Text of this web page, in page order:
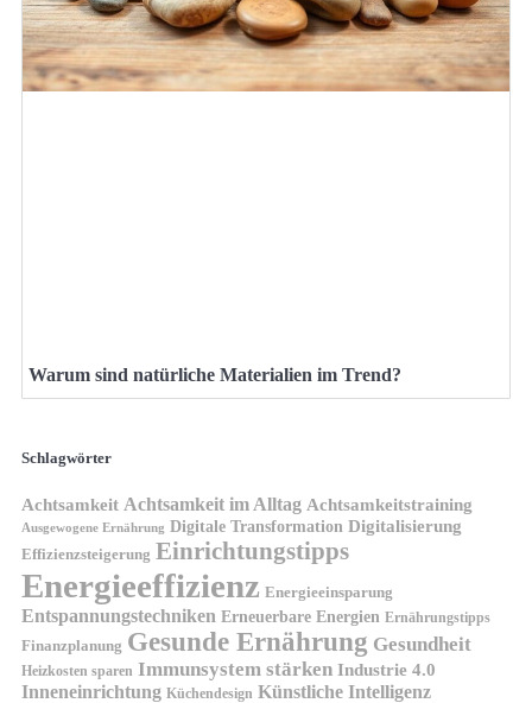
Warum sind natürliche Materialien im Trend?
Schlagwörter
Achtsamkeit Achtsamkeit im Alltag Achtsamkeitstraining
Ausgewogene Ernährung Digitale Transformation Digitalisierung
Effizienzsteigerung Einrichtungstipps
Energieeffizienz Energieeinsparung
Entspannungstechniken Erneuerbare Energien Ernährungstipps
Finanzplanung Gesunde Ernährung Gesundheit
Heizkosten sparen Immunsystem stärken Industrie 4.0
Inneneinrichtung Küchendesign Künstliche Intelligenz